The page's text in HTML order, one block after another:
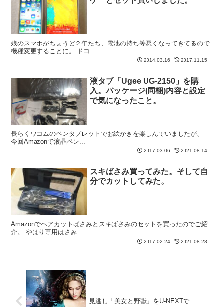
娘のスマホがちょうど２年たち、電池の持ち等悪くなってきてるので
機種変更することに。 ドコ...
2014.03.16 2017.11.15
液タブ「Ugee UG-2150」を購
入。パッケージ(同梱)内容と設定
で気になったこと。
長らくワコムのペンタブレットでお絵かきを楽しんでいましたが、
今回Amazonで液晶ペン...
2017.03.06 2021.08.14
スキばさみ買ってみた。そして自
分でカットしてみた。
Amazonでヘアカットばさみとスキばさみのセットを買ったのでご紹
介。 やはり専用はさみ...
2017.02.24 2021.08.28
見逃し「美女と野獣」をU-NEXTで